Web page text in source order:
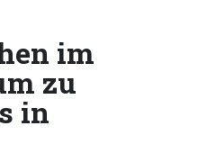
im
zu
in